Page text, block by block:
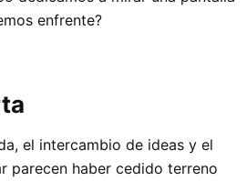
enfrente?
el intercambio de ideas y el
parecen haber cedido terreno